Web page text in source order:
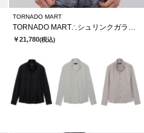
TORNADO MART
TORNADO MART∴シュリンクガラエンボストリコットシャツ
￥21,780(税込)